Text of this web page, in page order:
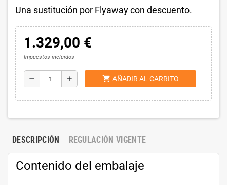
Una sustitución por Flyaway con descuento.
1.329,00 €
Impuestos incluidos
remove add shopping_cart AÑADIR AL CARRITO
DESCRIPCIÓN REGULACIÓN VIGENTE
Contenido del embalaje